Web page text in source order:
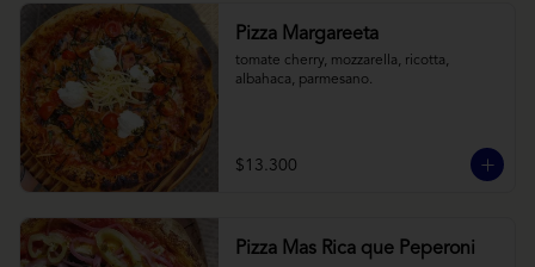
Pizza Margareeta
tomate cherry, mozzarella, ricotta,
albahaca, parmesano.
$13.300
Pizza Mas Rica que Peperoni